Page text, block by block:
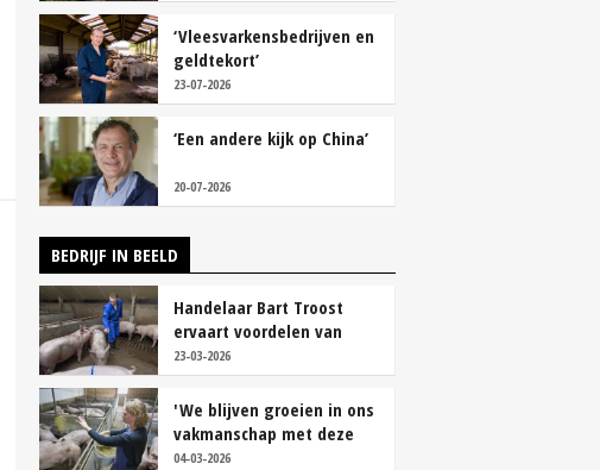
‘Vleesvarkensbedrijven en
geldtekort’
23-07-2026
‘Een andere kijk op China’
20-07-2026
BEDRIJF IN BEELD
Handelaar Bart Troost
ervaart voordelen van
coöperatieve voerfusie
23-03-2026
'We blijven groeien in ons
vakmanschap met deze
teamaanpak'
04-03-2026